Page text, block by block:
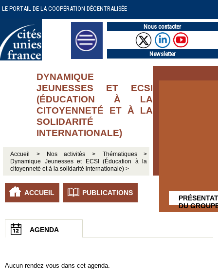
LE PORTAIL DE LA COOPÉRATION DÉCENTRALISÉE
Nous contacter
Newsletter
DYNAMIQUE
JEUNESSES ET ECSI
(ÉDUCATION À LA
CITOYENNETÉ ET À LA
SOLIDARITÉ
INTERNATIONALE)
Accueil > Nos activités >
Thématiques >
Dynamique Jeunesses et ECSI (Éducation à la
citoyenneté et à la solidarité internationale) >
DU
ACCUEIL PUBLICATIONS
AGENDA
Aucun rendez-vous dans cet agenda.